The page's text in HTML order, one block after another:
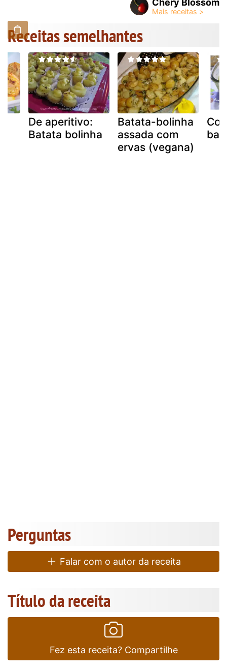
Receitas semelhantes
De aperitivo:
Batata bolinha
Batata-bolinha
assada com
ervas (vegana)
Perguntas
Falar com o autor da receita
Título da receita
Fez esta receita? Compartilhe